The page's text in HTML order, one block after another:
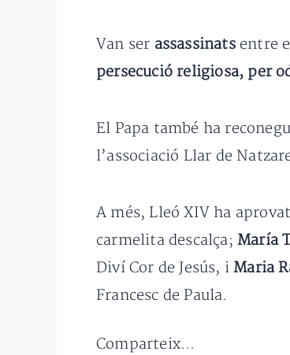
Van ser assassinats entre
persecució religiosa, per
El Papa també ha
l’associació Llar de
A més, Lleó XIV ha
carmelita descalça; María
Diví Cor de Jesús, iMaria
Francesc de Paula.
Comparteix...